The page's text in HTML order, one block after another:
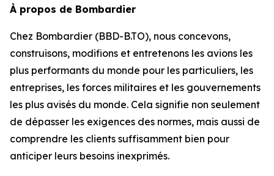
À propos de Bombardier
Chez Bombardier (BBD-B.TO), nous concevons,
construisons, modifions et entretenons les avions les
plus performants du monde pour les particuliers, les
entreprises, les forces militaires et les gouvernements
les plus avisés du monde. Cela signifie non seulement
de dépasser les exigences des normes, mais aussi de
comprendre les clients suffisamment bien pour
anticiper leurs besoins inexprimés.